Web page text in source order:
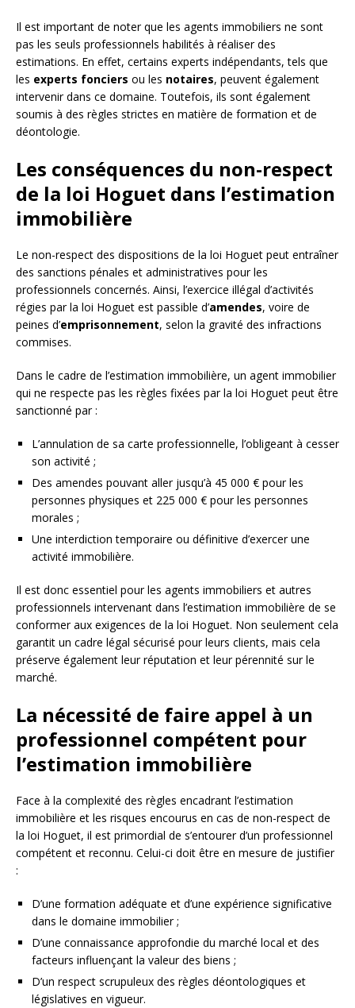
Il est important de noter que les agents immobiliers ne sont
pas les seuls professionnels habilités à réaliser des
estimations. En effet, certains experts indépendants, tels que
les experts fonciers ou les notaires, peuvent également
intervenir dans ce domaine. Toutefois, ils sont également
soumis à des règles strictes en matière de formation et de
déontologie.
Les conséquences du non-respect
de la loi Hoguet dans l’estimation
immobilière
Le non-respect des dispositions de la loi Hoguet peut entraîner
des sanctions pénales et administratives pour les
professionnels concernés. Ainsi, l’exercice illégal d’activités
régies par la loi Hoguet est passible d’amendes, voire de
peines d’emprisonnement, selon la gravité des infractions
commises.
Dans le cadre de l’estimation immobilière, un agent immobilier
qui ne respecte pas les règles fixées par la loi Hoguet peut être
sanctionné par :
L’annulation de sa carte professionnelle, l’obligeant à cesser
son activité ;
Des amendes pouvant aller jusqu’à 45 000 € pour les
personnes physiques et 225 000 € pour les personnes
morales ;
Une interdiction temporaire ou définitive d’exercer une
activité immobilière.
Il est donc essentiel pour les agents immobiliers et autres
professionnels intervenant dans l’estimation immobilière de se
conformer aux exigences de la loi Hoguet. Non seulement cela
garantit un cadre légal sécurisé pour leurs clients, mais cela
préserve également leur réputation et leur pérennité sur le
marché.
La nécessité de faire appel à un
professionnel compétent pour
l’estimation immobilière
Face à la complexité des règles encadrant l’estimation
immobilière et les risques encourus en cas de non-respect de
la loi Hoguet, il est primordial de s’entourer d’un professionnel
compétent et reconnu. Celui-ci doit être en mesure de justifier
:
D’une formation adéquate et d’une expérience significative
dans le domaine immobilier ;
D’une connaissance approfondie du marché local et des
facteurs influençant la valeur des biens ;
D’un respect scrupuleux des règles déontologiques et
législatives en vigueur.